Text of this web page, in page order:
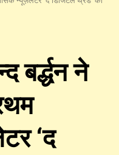
बर्द्धन ने
‘द